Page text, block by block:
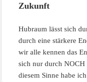
Zukunft
Hubraum lässt sich
durch eine stärkere
wir alle kennen das
sich nur durch
diesem Sinne habe